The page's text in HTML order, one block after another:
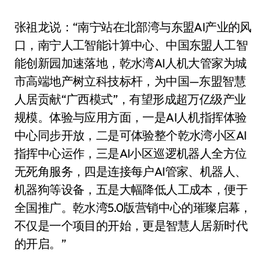
张祖龙说：“南宁站在北部湾与东盟AI产业的风
口，南宁人工智能计算中心、中国东盟人工智
能创新园加速落地，乾水湾AI人机大管家为城
市高端地产树立科技标杆，为中国—东盟智慧
人居贡献“广西模式”，有望形成超万亿级产业
规模。体验与应用方面，一是AI人机指挥体验
中心同步开放，二是可体验整个乾水湾小区AI
指挥中心运作，三是AI小区巡逻机器人全方位
无死角服务，四是连接每户AI管家、机器人、
机器狗等设备，五是大幅降低人工成本，便于
全国推广。乾水湾5.0版营销中心的璀璨启幕，
不仅是一个项目的开始，更是智慧人居新时代
的开启。”